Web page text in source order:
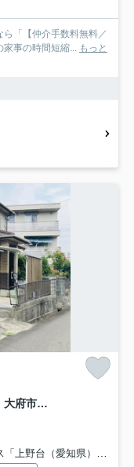
「【仲介手数料無料／
家事の時間短縮... もっと
【仲介手数料無料／大府市】再生住宅 大府市大府町ウド 中古戸建
愛知県）」 停歩19分